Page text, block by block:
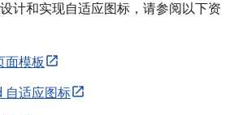
计和实现自适应图标，请参阅以下资
面模板
自适应图标